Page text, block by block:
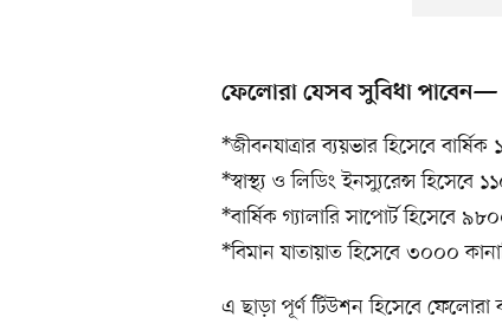
ফেলোরা যেসব সুবিধা পাবেন—
*জীবনযাত্রার ব্যয়ভার হিসেবে
*স্বাস্থ্য ও লিডিং ইনস্যুরেন্স হিসেবে
*বার্ষিক গ্যালারি সাপোর্ট হিসেবে
*বিমান যাতায়াত হিসেবে ৩০০০
এ ছাড়া পূর্ণ টিউশন হিসেবে ফেলোরা